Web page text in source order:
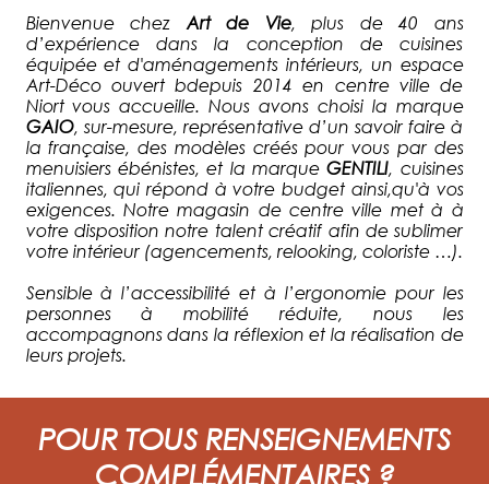
Bienvenue chez Art de Vie, plus de 40 ans
d’expérience dans la conception de cuisines
équipée et d'aménagements intérieurs, un espace
Art-Déco ouvert bdepuis 2014 en centre ville de
Niort vous accueille. Nous avons choisi la marque
GAIO, sur-mesure, représentative d’un savoir faire à
la française, des modèles créés pour vous par des
menuisiers ébénistes, et la marqueGENTILI, cuisines
italiennes, qui répond à votre budget ainsi,qu'à vos
exigences. Notre magasin de centre ville met à à
votre disposition notre talent créatif afin de sublimer
votre intérieur (agencements, relooking, coloriste …).
Sensible à l’accessibilité et à l’ergonomie pour les
personnes à mobilité réduite, nous les
accompagnons dans la réflexion et la réalisation de
leurs projets.
POUR TOUS RENSEIGNEMENTS
COMPLÉMENTAIRES ?